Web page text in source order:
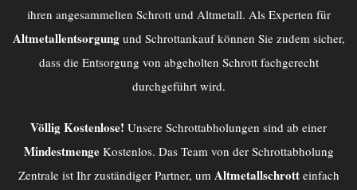
ihren angesammelten Schrott und Altmetall. Als Experten für
Altmetallentsorgung und Schrottankauf können Sie zudem sicher,
dass die Entsorgung von abgeholten Schrott fachgerecht
durchgeführt wird.
Völlig Kostenlose! Unsere Schrottabholungen sind ab einer
Mindestmenge Kostenlos. Das Team von der Schrottabholung
Zentraleist Ihr zuständiger Partner, um Altmetallschrott einfach